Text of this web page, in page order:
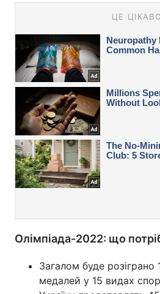
Олімпіада-2022: що
Загалом буде розіграно
медалей у 15 видах